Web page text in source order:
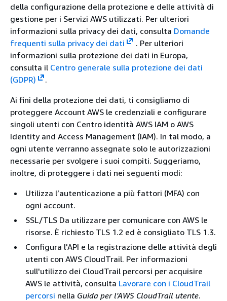
della configurazione della protezione e delle attività di
gestione per i Servizi AWS utilizzati. Per ulteriori
informazioni sulla privacy dei dati, consulta Domande
frequenti sulla privacy dei dati
. Per ulteriori
informazioni sulla protezione dei dati in Europa,
consulta il Centro generale sulla protezione dei dati
(GDPR)
.
Ai fini della protezione dei dati, ti consigliamo di
proteggere Account AWS le credenziali e configurare
singoli utenti con Centro identità AWS IAM o AWS
Identity and Access Management (IAM). In tal modo, a
ogni utente verranno assegnate solo le autorizzazioni
necessarie per svolgere i suoi compiti. Suggeriamo,
inoltre, di proteggere i dati nei seguenti modi:
Utilizza l’autenticazione a più fattori (MFA) con
ogni account.
SSL/TLS Da utilizzare per comunicare con AWS le
risorse. È richiesto TLS 1.2 ed è consigliato TLS 1.3.
Configura l'API e la registrazione delle attività degli
utenti con AWS CloudTrail. Per informazioni
sull'utilizzo dei CloudTrail percorsi per acquisire
AWS le attività, consulta Lavorare con i CloudTrail
percorsi nella Guida per l'AWS CloudTrail utente.